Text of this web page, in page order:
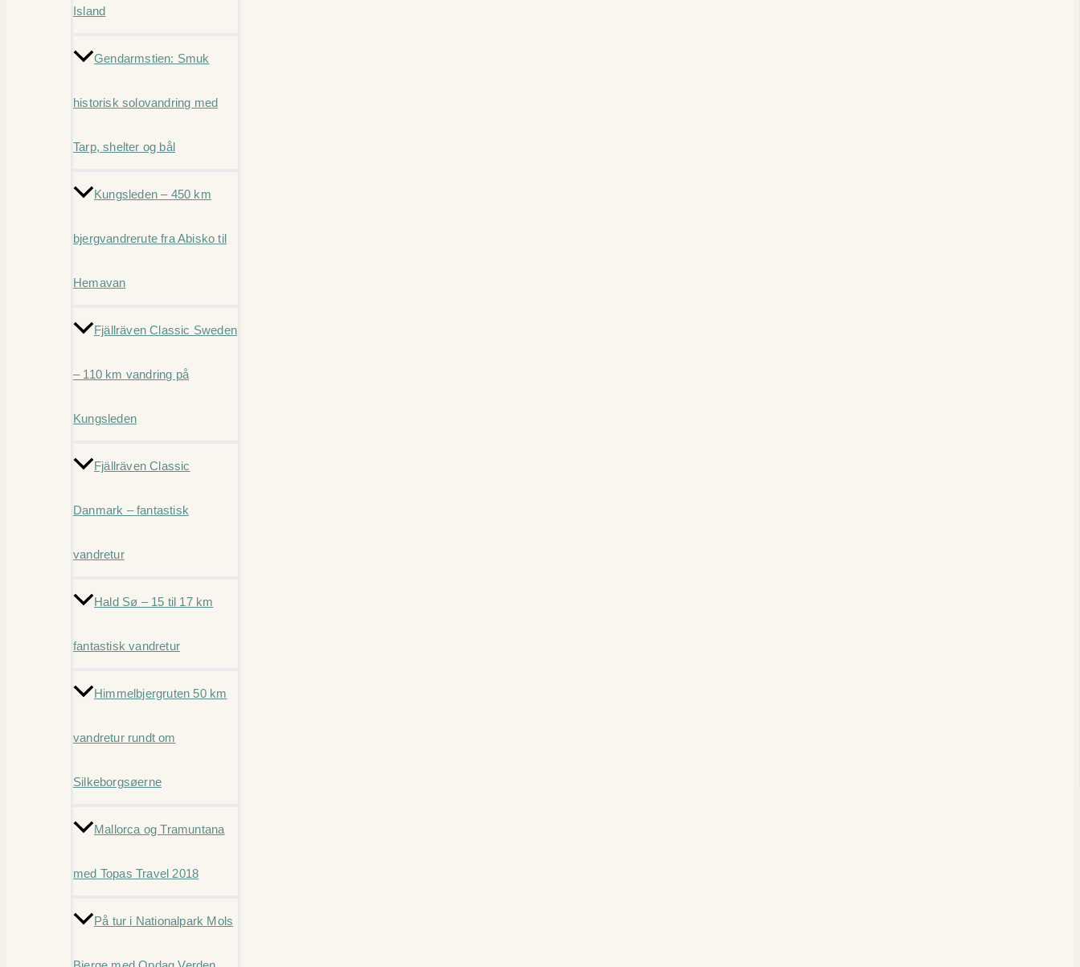
Island
Gendarmstien: Smuk
historisk solovandring med
Tarp, shelter og bål
Kungsleden – 450 km
bjergvandrerute fra Abisko til
Hemavan
Fjällräven Classic Sweden
– 110 km vandring på
Kungsleden
Fjällräven Classic
Danmark – fantastisk
vandretur
Hald Sø – 15 til 17 km
fantastisk vandretur
Himmelbjergruten 50 km
vandretur rundt om
Silkeborgsøerne
Mallorca og Tramuntana
med Topas Travel 2018
På tur i Nationalpark Mols